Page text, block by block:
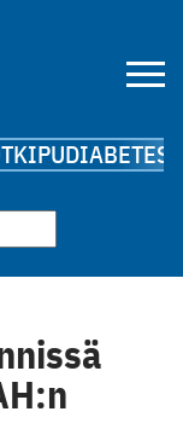
KIPUDIABETES